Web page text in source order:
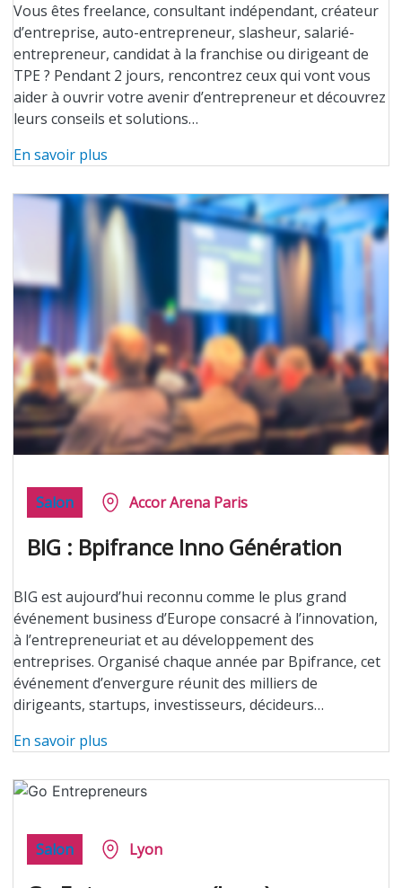
Vous êtes freelance, consultant indépendant, créateur
d’entreprise, auto-entrepreneur, slasheur, salarié-
entrepreneur, candidat à la franchise ou dirigeant de
TPE ? Pendant 2 jours, rencontrez ceux qui vont vous
aider à ouvrir votre avenir d’entrepreneur et découvrez
leurs conseils et solutions…
En savoir plus
BIG : Bpifrance Inno Génération
Salon Accor Arena Paris
BIG est aujourd’hui reconnu comme le plus grand
événement business d’Europe consacré à l’innovation,
à l’entrepreneuriat et au développement des
entreprises. Organisé chaque année par Bpifrance, cet
événement d’envergure réunit des milliers de
dirigeants, startups, investisseurs, décideurs…
En savoir plus
Salon Lyon